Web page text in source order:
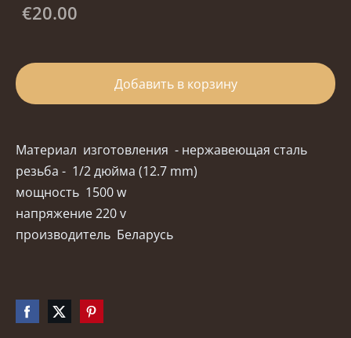
€20.00
Добавить в корзину
Материал изготовления - нержавеющая сталь
резьба - 1/2 дюйма (12.7 mm)
мощность 1500 w
напряжение 220 v
производитель Беларусь